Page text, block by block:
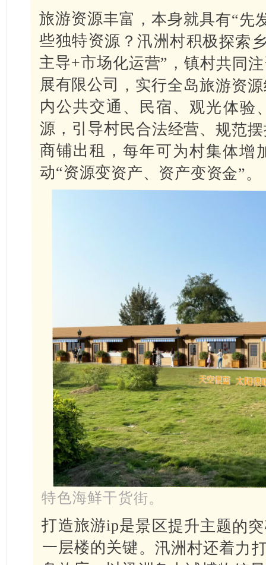
旅游资源丰富，本身就具有“先
些独特资源？汛洲村积极探索
主导+市场化运营”，镇村共同
展有限公司，实行全岛旅游资
内公共交通、民宿、观光体验
源，引导村民合法经营、规范
商铺出租，每年可为村集体增
动“资源变资产、资产变资金”。
特色海鲜干货街。
打造旅游ip是景区提升主题的
一层楼的关键。汛洲村还着力
岛效应，以汛洲岛力诚博物馆
旅项目为契机，精心打造潮
区、书画展览馆和滨海游乐区
洲岛申报国家AAA级旅游景
队编制汛洲岛中长期旅游规
片、景观小品等文创产品开发